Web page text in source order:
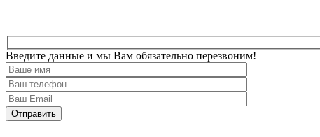
Введите данные и мы Вам обязательно перезвоним!